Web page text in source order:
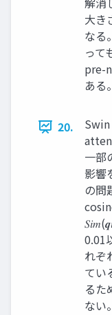
大き
なる
って
pre-
ある
20.
一部
影響
の問
0.01
れぞ
てい
るた
ない